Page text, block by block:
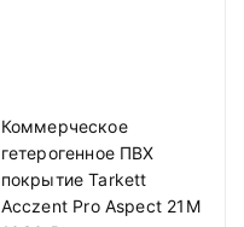
Коммерческое
гетерогенное ПВХ
покрытие Tarkett
Acczent Pro Aspect 21М